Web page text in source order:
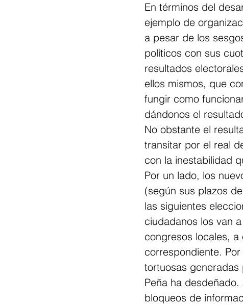
En términos del
ejemplo de
a pesar de los
políticos con sus
resultados
ellos mismos, que
fungir como
dándonos el
No obstante el
transitar por el real
con la inestabilidad
Por un lado, los
(según sus plazos
las siguientes
ciudadanos los van
congresos locales,
correspondiente.
tortuosas generadas
Peña ha
bloqueos de